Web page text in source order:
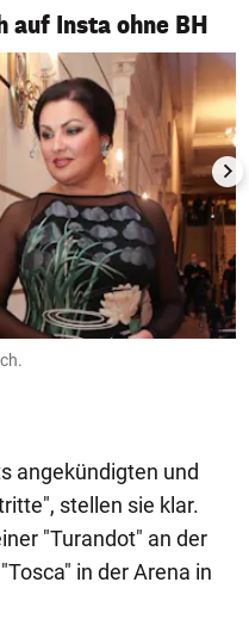
Insta ohne BH
angekündigten und
stellen sie klar.
"Turandot" an der
in der Arena in